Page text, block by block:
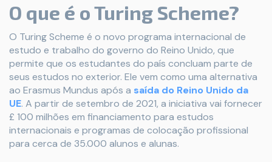
O que é o Turing Scheme?
O Turing Scheme é o novo programa internacional de
estudo e trabalho do governo do Reino Unido, que
permite que os estudantes do país concluam parte de
seus estudos no exterior. Ele vem como uma alternativa
ao Erasmus Mundus após a saída do Reino Unido da
UE. A partir de setembro de 2021, a iniciativa vai fornecer
£ 100 milhões em financiamento para estudos
internacionais e programas de colocação profissional
para cerca de 35.000 alunos e alunas.